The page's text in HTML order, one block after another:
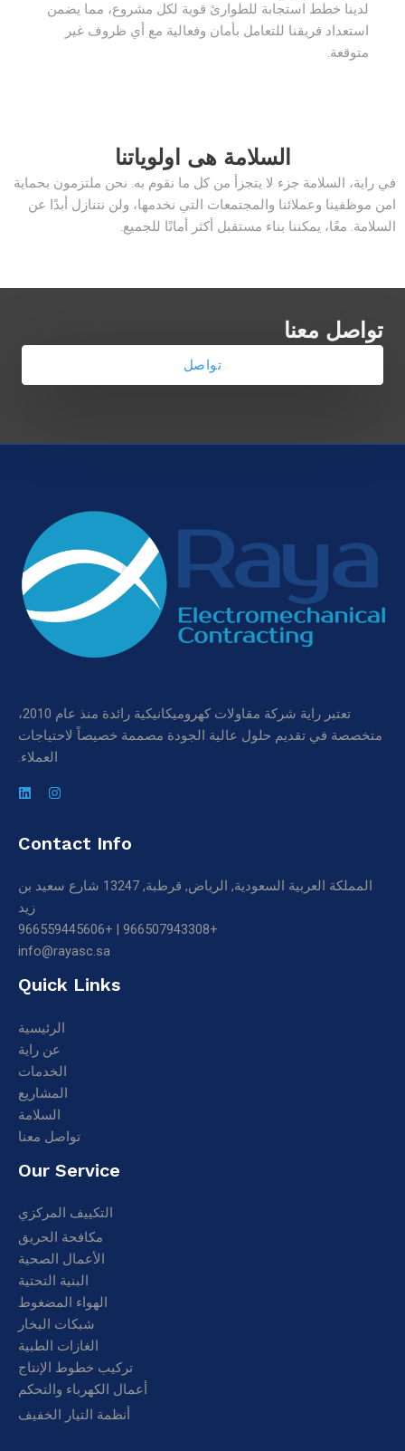
لدينا خطط استجابة للطوارئ قوية لكل مشروع، مما يضمن
استعداد فريقنا للتعامل بأمان وفعالية مع أي ظروف غير
متوقعة.
السلامة هى اولوياتنا
في راية، السلامة جزء لا يتجزأ من كل ما نقوم به. نحن ملتزمون بحماية
امن موظفينا وعملائنا والمجتمعات التي نخدمها، ولن نتنازل أبدًا عن
السلامة. معًا، يمكننا بناء مستقبل أكثر أمانًا للجميع.
تواصل معنا
تواصل
تعتبر راية شركة مقاولات كهروميكانيكية رائدة منذ عام 2010،
متخصصة في تقديم حلول عالية الجودة مصممة خصيصاً لاحتياجات
العملاء.
Contact Info
المملكة العربية السعودية, الرياض, قرطبة, 13247 شارع سعيد بن
زيد
+966507943308 | +966559445606
info@rayasc.sa
Quick Links
الرئيسية
عن راية
الخدمات
المشاريع
السلامة
تواصل معنا
Our Service
التكييف المركزي
مكافحة الحريق
الأعمال الصحية
البنية التحتية
الهواء المضغوط
شبكات البخار
الغازات الطبية
تركيب خطوط الإنتاج
أعمال الكهرباء والتحكم
أنظمة التيار الخفيف